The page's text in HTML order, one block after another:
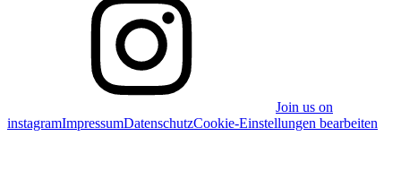
Join us on
instagramImpressumDatenschutzCookie-Einstellungen bearbeiten